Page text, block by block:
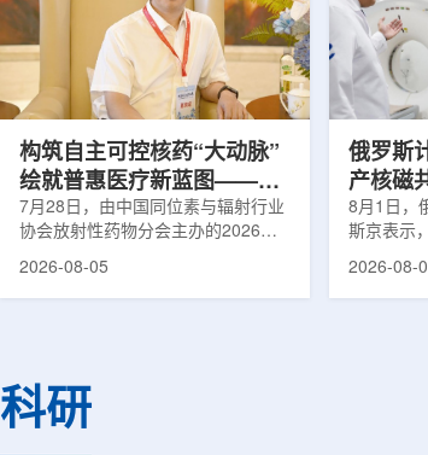
伴随较长运行时间，影响研发和优化
效率。Nuclear Quantum此次提出的
技术，旨在把物理输运模型转化为量
子电路，使粒子传播和随机游走动力
学能够直接在量子计算框架中表示和
用较广的
于前列腺
相关放射
Lu-177完
期约为6.6
构筑自主可控核药“大动脉”
绘就普惠医疗新蓝图——专
访中国同辐总工程师、中核
集团首席科学家刘蕴韬
7月28日，由中国同位素与辐射行业
协会放射性药物分会主办的2026年
放射性药物创新发展大会在山西省太
辐党委委员、总工程师、中核集团首
席科学家刘蕴韬接受记者专访时表
2026-08-05
俄罗斯
产核磁
8月1日，
斯京表示
完成国产
2026-08-
科研